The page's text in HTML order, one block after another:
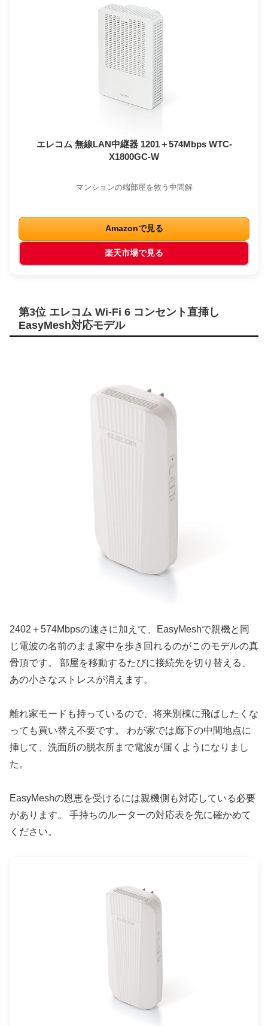
エレコム 無線LAN中継器 1201＋574Mbps WTC-
X1800GC-W
マンションの端部屋を救う中間解
Amazonで見る
楽天市場で見る
第3位 エレコム Wi-Fi 6 コンセント直挿し
EasyMesh対応モデル
2402＋574Mbpsの速さに加えて、EasyMeshで親機と同
じ電波の名前のまま家中を歩き回れるのがこのモデルの真
骨頂です。 部屋を移動するたびに接続先を切り替える、
あの小さなストレスが消えます。
離れ家モードも持っているので、将来別棟に飛ばしたくな
っても買い替え不要です。 わが家では廊下の中間地点に
挿して、洗面所の脱衣所まで電波が届くようになりまし
た。
EasyMeshの恩恵を受けるには親機側も対応している必要
があります。 手持ちのルーターの対応表を先に確かめて
ください。